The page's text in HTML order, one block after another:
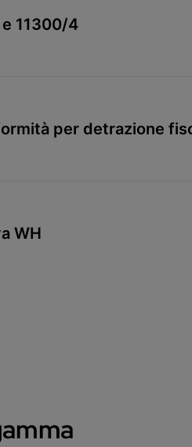
11300/4
per detrazione
WH